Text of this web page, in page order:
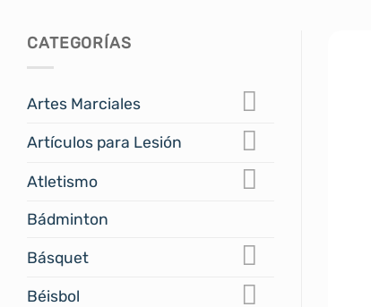
CATEGORÍAS
Artes Marciales
Artículos para Lesión
Atletismo
Bádminton
Básquet
Béisbol